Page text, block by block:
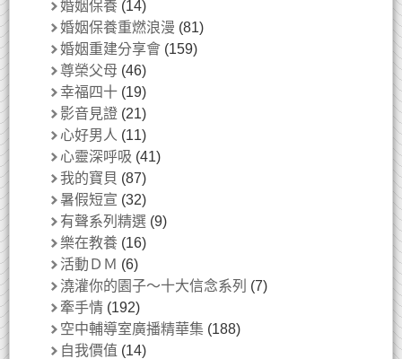
婚姻保養 (14)
婚姻保養重燃浪漫 (81)
婚姻重建分享會 (159)
尊榮父母 (46)
幸福四十 (19)
影音見證 (21)
心好男人 (11)
心靈深呼吸 (41)
我的寶貝 (87)
暑假短宣 (32)
有聲系列精選 (9)
樂在教養 (16)
活動ＤＭ (6)
澆灌你的園子～十大信念系列 (7)
牽手情 (192)
空中輔導室廣播精華集 (188)
自我價值 (14)